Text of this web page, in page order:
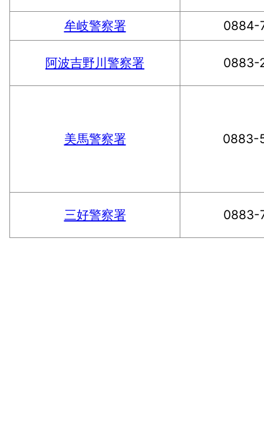
牟岐警察署 0884-
阿波吉野川警察署 0883-
美馬警察署 0883-
三好警察署 0883-